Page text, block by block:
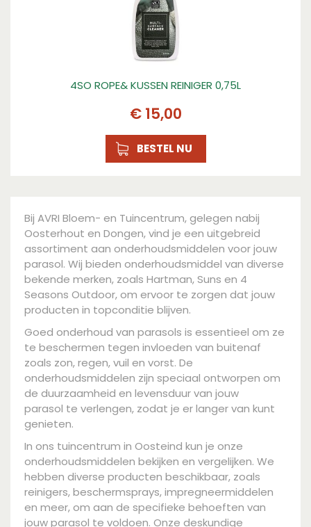
4SO ROPE& KUSSEN REINIGER 0,75L
€ 15,00
BESTEL NU
Bij AVRI Bloem- en Tuincentrum, gelegen nabij
Oosterhout en Dongen, vind je een uitgebreid
assortiment aan onderhoudsmiddelen voor jouw
parasol. Wij bieden onderhoudsmiddel van diverse
bekende merken, zoals Hartman, Suns en 4
Seasons Outdoor, om ervoor te zorgen dat jouw
producten in topconditie blijven.
Goed onderhoud van parasols is essentieel om ze
te beschermen tegen invloeden van buitenaf
zoals zon, regen, vuil en vorst. De
onderhoudsmiddelen zijn speciaal ontworpen om
de duurzaamheid en levensduur van jouw
parasol te verlengen, zodat je er langer van kunt
genieten.
In ons tuincentrum in Oosteind kun je onze
onderhoudsmiddelen bekijken en vergelijken. We
hebben diverse producten beschikbaar, zoals
reinigers, beschermsprays, impregneermiddelen
en meer, om aan de specifieke behoeften van
jouw parasol te voldoen. Onze deskundige